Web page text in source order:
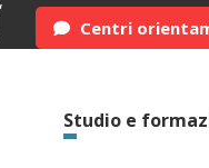
Centri
Studio e